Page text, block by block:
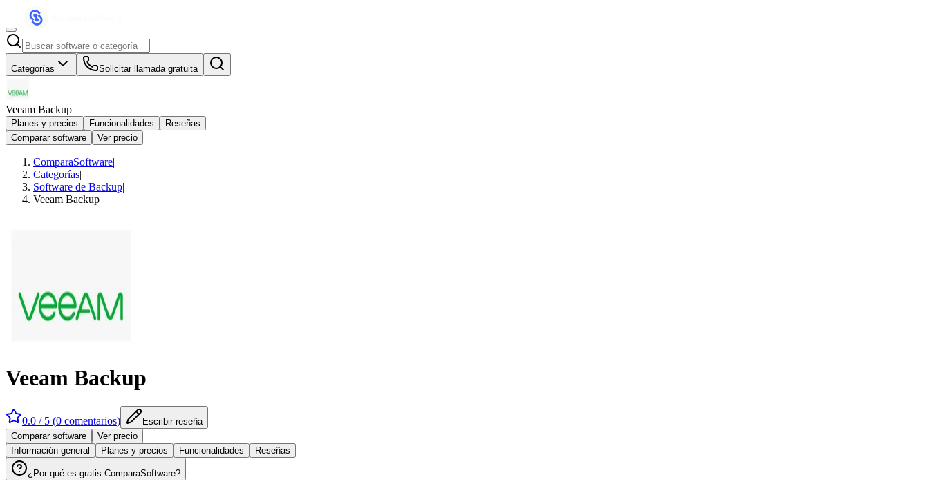
Categorías Solicitar llamada gratuita
Veeam Backup
Planes y precios Funcionalidades
Reseñas
Comparar software
Ver precio
ComparaSoftware|
Categorías|
Software de Backup|
Veeam Backup
Veeam Backup
0.0 / 5 (0 comentarios)
Escribir reseña
Comparar software
Ver precio
Información general
Planes y precios Funcionalidades Reseñas
¿Por qué es gratis ComparaSoftware?